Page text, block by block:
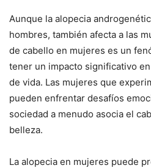
Aunque la alopecia
hombres, también afecta a las
de cabello en mujeres es un
tener un impacto significativo
de vida. Las mujeres que
pueden enfrentar desafíos
sociedad a menudo asocia el
belleza.
La alopecia en mujeres puede